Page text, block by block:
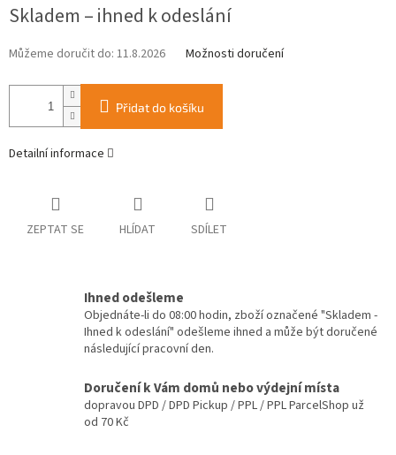
cena:
Skladem – ihned k odeslání
Můžeme doručit do: 11.8.2026 Možnosti doručení
Přidat do košíku
Detailní informace
ZEPTAT SE HLÍDAT SDÍLET
Ihned odešleme
Objednáte-li do 08:00 hodin, zboží označené "Skladem -
Ihned k odeslání" odešleme ihned a může být doručené
následující pracovní den.
Doručení k Vám domů nebo výdejní místa
dopravou DPD / DPD Pickup / PPL / PPL ParcelShop už
od 70 Kč